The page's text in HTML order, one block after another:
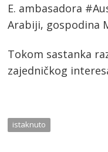
E. ambasadora
Arabiji, gospodina
Tokom sastanka
zajedničkog
istaknuto